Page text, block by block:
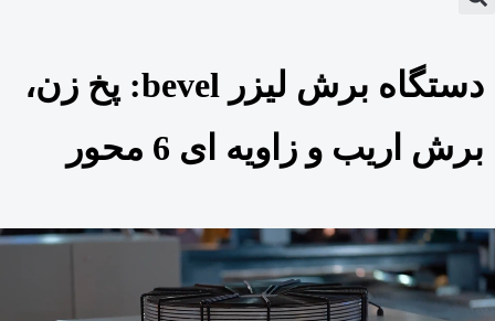
دستگاه برش لیزر bevel: پخ زن،
برش اریب و زاویه ای 6 محور